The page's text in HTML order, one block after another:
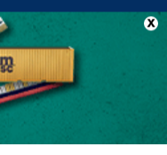
Política de privacidad